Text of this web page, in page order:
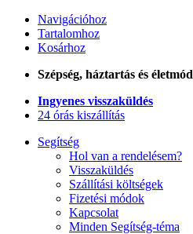
Navigációhoz
Tartalomhoz
Kosárhoz
Szépség, háztartás és életmód
Ingyenes visszaküldés
24 órás kiszállítás
Segítség
Hol van a rendelésem?
Visszaküldés
Szállítási költségek
Fizetési módok
Kapcsolat
Minden Segítség-téma